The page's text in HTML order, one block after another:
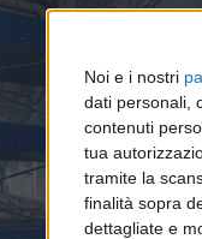
Noi e i nostri
dati personali,
contenuti
tua
tramite la
finalità sopra
dettagliate e